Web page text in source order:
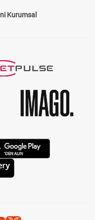
Kurumsal